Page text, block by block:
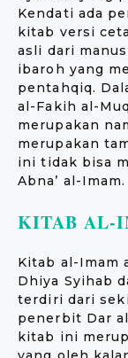
Kendati ada
kitab versi
asli dari
ibaroh yang
pentahqiq.
al-Fakih al-
merupakan
merupakan
ini tidak bisa
Abna’ al-Imam.
KITAB AL-
Kitab al-Imam
Dhiya Syihab
terdiri dari
penerbit Dar
kitab ini